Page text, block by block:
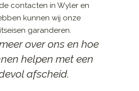
contacten in Wyler en
kunnen wij onze
garanderen.
over ons en hoe
helpen met een
afscheid.